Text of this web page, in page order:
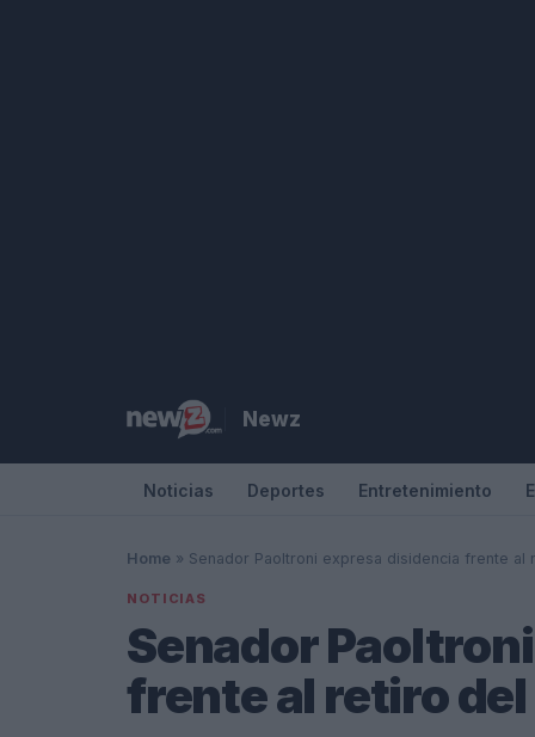
Newz
Noticias Deportes Entretenimiento
Home » Senador Paoltroni expresa disidencia frente
NOTICIAS
Senador
frente al retiro